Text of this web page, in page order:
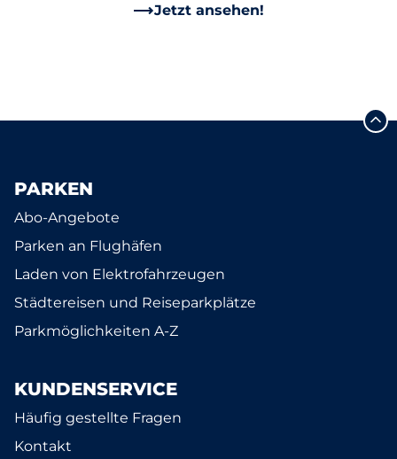
Jetzt ansehen!
PARKEN
Abo-Angebote
Parken an Flughäfen
Laden von Elektrofahrzeugen
Städtereisen und Reiseparkplätze
Parkmöglichkeiten A-Z
KUNDENSERVICE
Häufig gestellte Fragen
Kontakt